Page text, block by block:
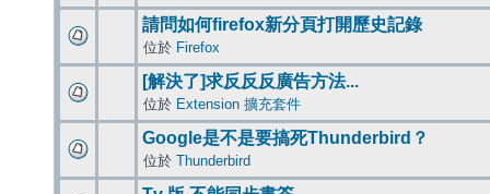
請問如何firefox新分頁打開歷史記錄
位於 Firefox
[解決了]求反反反廣告方法...
位於 Extension 擴充套件
Google是不是要搞死Thunderbird？
位於 Thunderbird